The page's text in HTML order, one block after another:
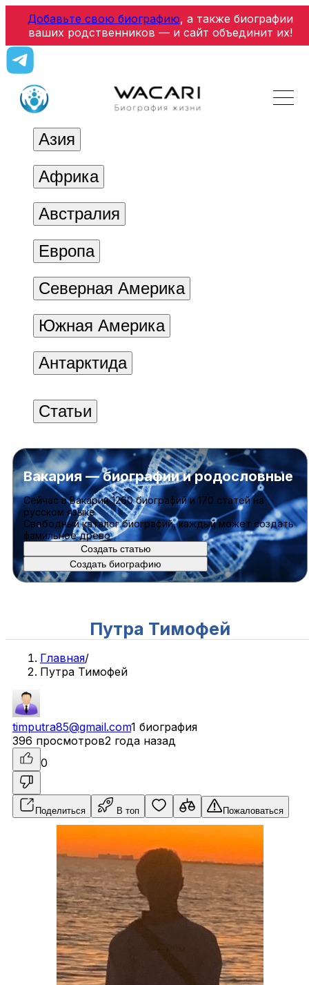
Добавьте свою биографию, а также биографии
ваших родственников — и сайт объединит их!
Азия
Африка
Австралия
Европа
Северная Америка
Южная Америка
Антарктида
Статьи
Вакария — биографии и родословные
Cейчас в Вакарии1260 биографийи170 статейна
русском языке
Свободный каталог биографий, каждый может создать
фамильное древо
Создать статью
Создать биографию
Путра Тимофей
Главная/
Путра Тимофей
timputra85@gmail.com1 биография
396 просмотров2 года назад
0
Поделиться В топ Пожаловаться